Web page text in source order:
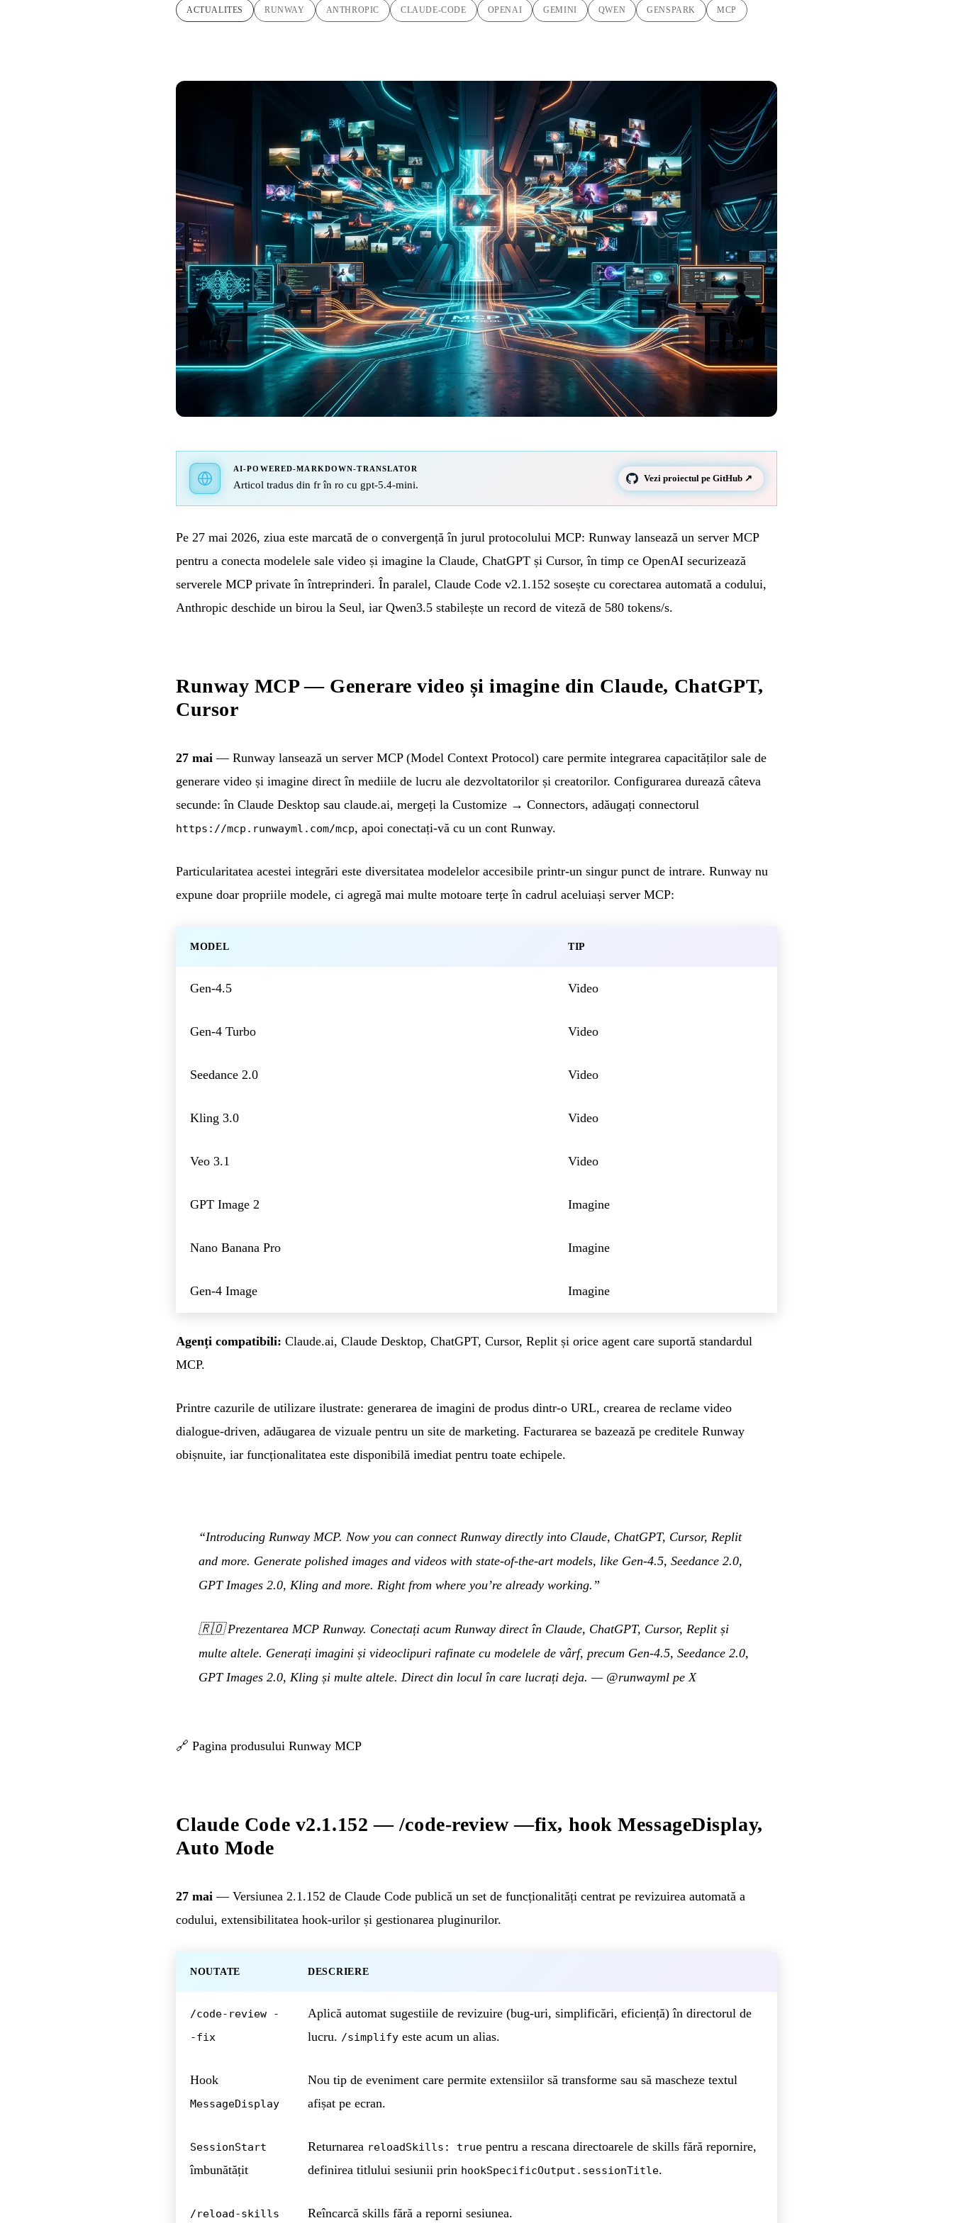
ACTUALITES RUNWAY ANTHROPIC CLAUDE-CODE OPENAI GEMINI QWEN GENSPARK MCP
AI-POWERED-MARKDOWN-TRANSLATOR
Articol tradus din fr în ro cu gpt-5.4-mini.
Vezi proiectul pe GitHub ↗
Pe 27 mai 2026, ziua este marcată de o convergență în jurul protocolului MCP: Runway lansează un server MCP
pentru a conecta modelele sale video și imagine la Claude, ChatGPT și Cursor, în timp ce OpenAI securizează
serverele MCP private în întreprinderi. În paralel, Claude Code v2.1.152 sosește cu corectarea automată a codului,
Anthropic deschide un birou la Seul, iar Qwen3.5 stabilește un record de viteză de 580 tokens/s.
Runway MCP — Generare video și imagine din Claude, ChatGPT,
Cursor
27 mai — Runway lansează un server MCP (Model Context Protocol) care permite integrarea capacităților sale de
generare video și imagine direct în mediile de lucru ale dezvoltatorilor și creatorilor. Configurarea durează câteva
secunde: în Claude Desktop sau claude.ai, mergeți la Customize → Connectors, adăugați connectorul
https://mcp.runwayml.com/mcp, apoi conectați-vă cu un cont Runway.
Particularitatea acestei integrări este diversitatea modelelor accesibile printr-un singur punct de intrare. Runway nu
expune doar propriile modele, ci agregă mai multe motoare terțe în cadrul aceluiași server MCP:
MODEL TIP
Gen-4.5 Video
Gen-4 Turbo Video
Seedance 2.0 Video
Kling 3.0 Video
Veo 3.1 Video
GPT Image 2 Imagine
Nano Banana Pro Imagine
Gen-4 Image Imagine
Agenți compatibili: Claude.ai, Claude Desktop, ChatGPT, Cursor, Replit și orice agent care suportă standardul
MCP.
Printre cazurile de utilizare ilustrate: generarea de imagini de produs dintr-o URL, crearea de reclame video
dialogue-driven, adăugarea de vizuale pentru un site de marketing. Facturarea se bazează pe creditele Runway
obișnuite, iar funcționalitatea este disponibilă imediat pentru toate echipele.
“Introducing Runway MCP. Now you can connect Runway directly into Claude, ChatGPT, Cursor, Replit
and more. Generate polished images and videos with state-of-the-art models, like Gen-4.5, Seedance 2.0,
GPT Images 2.0, Kling and more. Right from where you’re already working.”
🇷🇴Prezentarea MCP Runway. Conectați acum Runway direct în Claude, ChatGPT, Cursor, Replit și
multe altele. Generați imagini și videoclipuri rafinate cu modelele de vârf, precum Gen-4.5, Seedance 2.0,
GPT Images 2.0, Kling și multe altele. Direct din locul în care lucrați deja. — @runwayml pe X
🔗 Pagina produsului Runway MCP
Claude Code v2.1.152 — /code-review —fix, hook MessageDisplay,
Auto Mode
27 mai — Versiunea 2.1.152 de Claude Code publică un set de funcționalități centrat pe revizuirea automată a
codului, extensibilitatea hook-urilor și gestionarea pluginurilor.
NOUTATE DESCRIERE
/code-review -
-fix
Aplică automat sugestiile de revizuire (bug-uri, simplificări, eficiență) în directorul de
lucru. /simplify este acum un alias.
Hook
MessageDisplay
Nou tip de eveniment care permite extensiilor să transforme sau să mascheze textul
afișat pe ecran.
SessionStart
îmbunătățit
Returnarea reloadSkills: true pentru a rescana directoarele de skills fără repornire,
definirea titlului sesiunii prin hookSpecificOutput.sessionTitle.
/reload-skills Reîncarcă skills fără a reporni sesiunea.